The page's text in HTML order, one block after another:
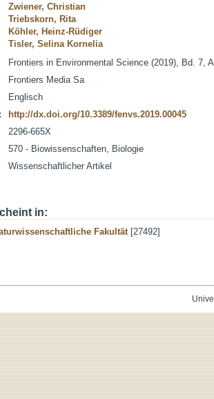
Zwiener, Christian
Triebskorn, Rita
Köhler, Heinz-Rüdiger
Tisler, Selina Kornelia
Frontiers in Environmental Science (2019), Bd. 7,
Frontiers Media Sa
Englisch
http://dx.doi.org/10.3389/fenvs.2019.00045
2296-665X
570 - Biowissenschaften, Biologie
Wissenschaftlicher Artikel
in:
Fakultät[27492]